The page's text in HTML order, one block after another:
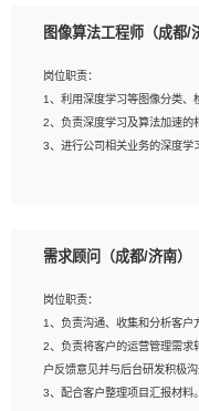
研发管理流程建设经验；
种常用框架和技术Springboot
常用脚本语言，较丰富的线上
相关的解决方案，包括视频分
AI算法框架，对人脸识别、目
解。具有AI平台级产品/解决方
6、具备良好的客户意识与沟
执行力与抗压力强。
图像算法工程师（成都/
岗位职责：
1、利用深度学习等图像分类、
2、负责深度学习及算法加速的
3、进行公司相关业务的深度学
2、2年以上图像处理开发经验
建深度学习系统环境；
4、熟悉OPENCV、HALCON
5、熟悉主流的分类算法、聚
的进行业务建模；
6、对OCR领域有深入的研究
需求顾问（成都/济南）
岗位职责：
1、负责沟通、收集和分析客户
2、负责将客户的运营管理需求
户反馈意见并与后台研发积极
3、配合客户整理项目汇报材料。